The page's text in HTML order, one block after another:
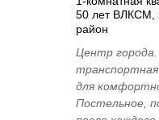
50 лет ВЛКСМ,
район
Центр города.
транспортная
для
Постельное,